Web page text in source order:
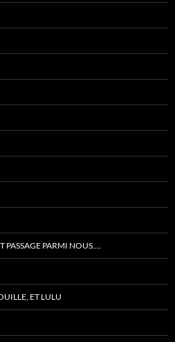
PASSAGE PARMI NOUS….
ET LULU